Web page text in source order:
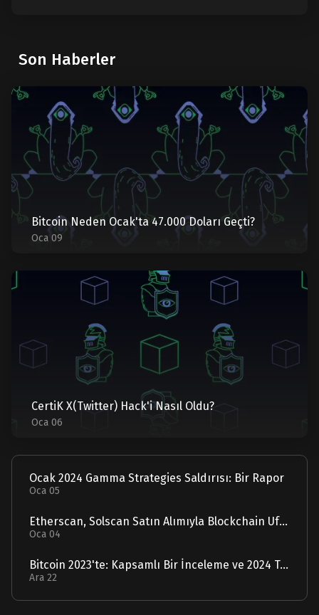
Son Haberler
Bitcoin Neden Ocak'ta 47.000 Doları Geçti?
Oca 09
CertiK X(Twitter) Hack'i Nasıl Oldu?
Oca 06
Ocak 2024 Gamma Strategies Saldırısı: Bir Rapor
Oca 05
Etherscan, Solscan Satın Alımıyla Blockchain Ufuklarını Genişletiyor
Oca 04
Bitcoin 2023'te: Kapsamlı Bir İnceleme ve 2024 Tahmini
Ara 22